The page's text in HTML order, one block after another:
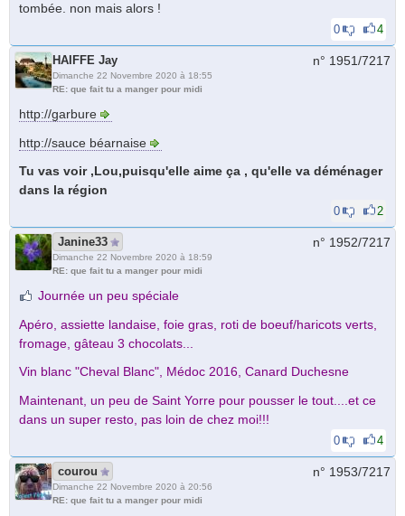
tombée. non mais alors !
0 4
HAIFFE Jay
Dimanche 22 Novembre 2020 à 18:55
RE: que fait tu a manger pour midi
n° 1951/7217
http://garbure
http://sauce béarnaise
Tu vas voir ,Lou,puisqu'elle aime ça , qu'elle va déménager
dans la région
0 2
Janine33
Dimanche 22 Novembre 2020 à 18:59
RE: que fait tu a manger pour midi
n° 1952/7217
Journée un peu spéciale
Apéro, assiette landaise, foie gras, roti de boeuf/haricots verts,
fromage, gâteau 3 chocolats...
Vin blanc "Cheval Blanc", Médoc 2016, Canard Duchesne
Maintenant, un peu de Saint Yorre pour pousser le tout....et ce
dans un super resto, pas loin de chez moi!!!
0 4
courou
Dimanche 22 Novembre 2020 à 20:56
RE: que fait tu a manger pour midi
n° 1953/7217